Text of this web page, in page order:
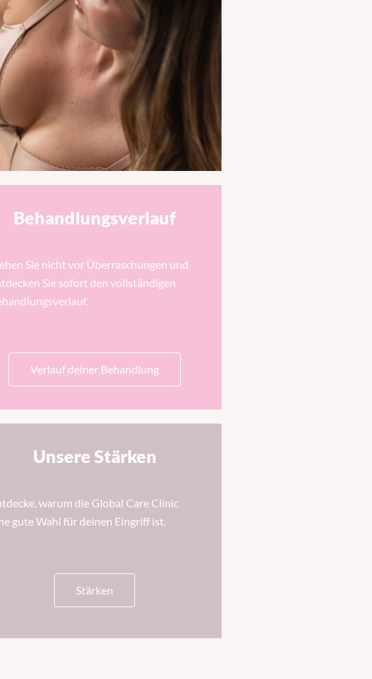
Behandlungsverlauf
Sie nicht vor Überraschungen und
Sie sofort den vollständigen
Verlauf deiner Behandlung
Unsere Stärken
warum die Global Care Clinic
gute Wahl für deinen Eingriff ist.
Stärken